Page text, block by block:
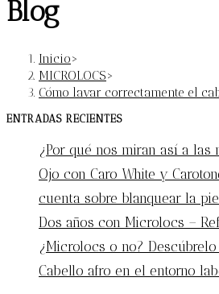
Blog
Inicio>
MICROLOCS>
Cómo lavar correctamente el
ENTRADAS RECIENTES
¿Por qué nos miran así a las
Ojo con Caro White y
cuenta sobre blanquear la
Dos años con Microlocs –
¿Microlocs o no?
Cabello afro en el entorno